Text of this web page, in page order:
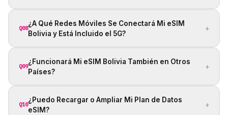
Q08
¿A Qué Redes Móviles Se Conectará Mi eSIM
Bolivia y Está Incluido el 5G?
+
Q09
¿Funcionará Mi eSIM Bolivia También en Otros
Países?
+
Q10
¿Puedo Recargar o Ampliar Mi Plan de Datos
eSIM?
+